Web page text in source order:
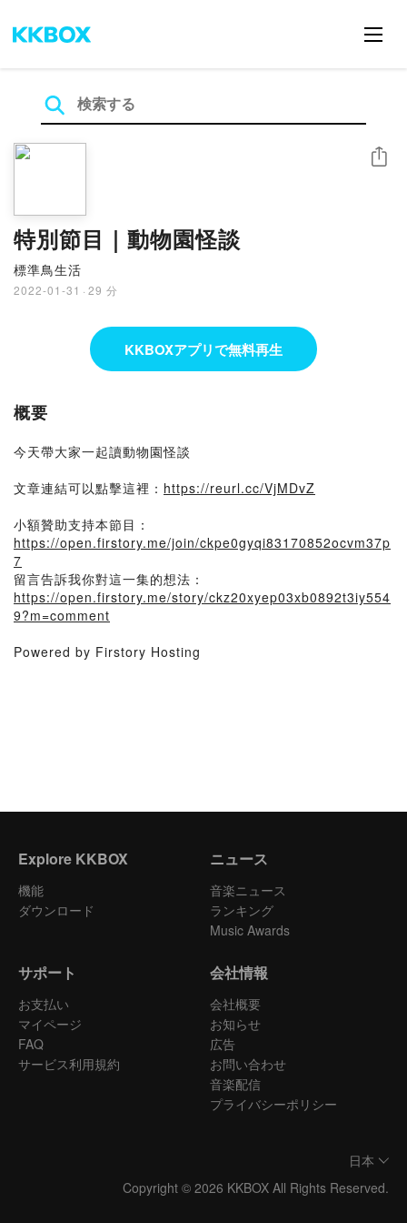
特別節目｜動物園怪談
標準鳥生活
2022-01-31 · 29 分
シェア
KKBOXアプリで無料再生
概要
今天帶大家一起讀動物園怪談
文章連結可以點擊這裡： https://reurl.cc/VjMDvZ
小額贊助支持本節目：
https://open.firstory.me/join/ckpe0gyqi83170852ocvm37p
7
留言告訴我你對這一集的想法：
https://open.firstory.me/story/ckz20xyep03xb0892t3iy554
9?m=comment
Powered by Firstory Hosting
Explore KKBOX
機能
ダウンロード
ニュース
音楽ニュース
ランキング
Music Awards
サポート
お支払い
マイページ
FAQ
サービス利用規約
会社情報
会社概要
お知らせ
広告
お問い合わせ
音楽配信
プライバシーポリシー
日本
Copyright © 2026 KKBOX All Rights Reserved.